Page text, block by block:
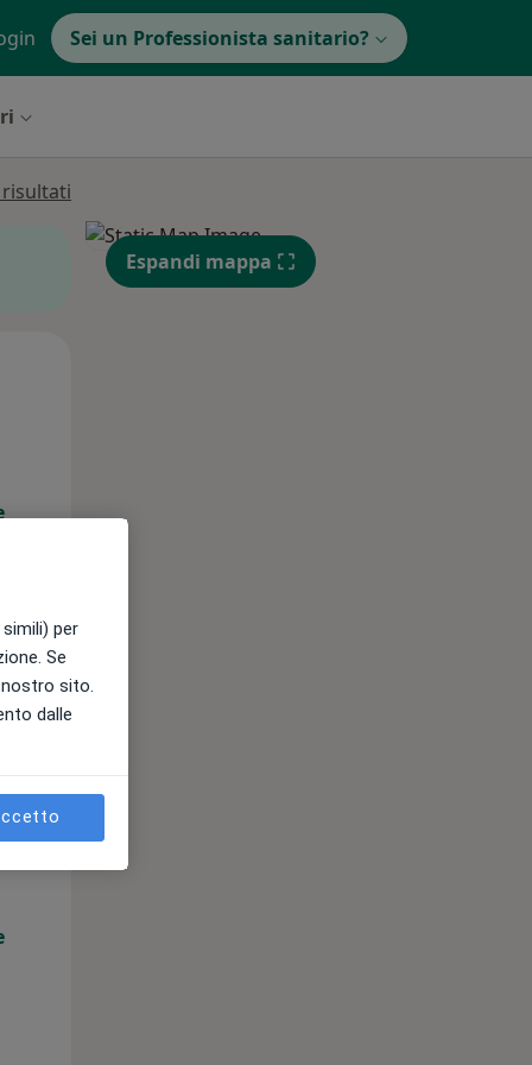
Sei un Professionista sanitario?
Mar,
11 Ago
Espandi mappa
per
Se
sito.
dalle